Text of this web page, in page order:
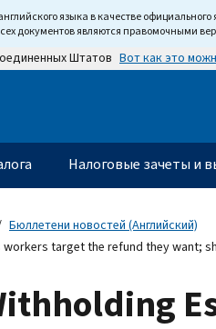
языка в качестве
документов являются правомочными
Штатов Вот как это
Налоговые зачеты и
Бюллетени новостей (Английский)
target the refund they want;